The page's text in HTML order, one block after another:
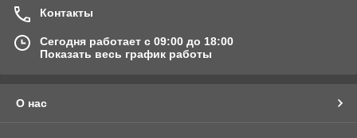
Контакты
Сегодня работает с 09:00 до 18:00
Показать весь график работы
О нас